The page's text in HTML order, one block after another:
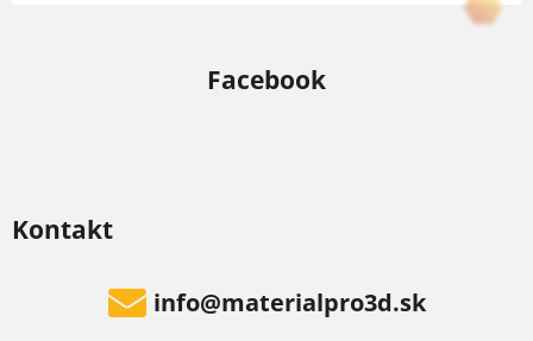
Kontakt
info@materialpro3d.sk
Facebook